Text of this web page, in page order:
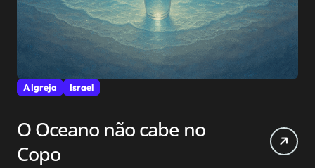
A Igreja Israel
O Oceano não cabe no
Copo